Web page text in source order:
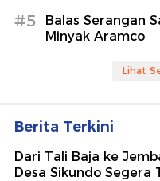
#5
Balas Serangan
Minyak Aramco
Lihat
Berita Terkini
Dari Tali Baja ke
Desa Sikundo Segera